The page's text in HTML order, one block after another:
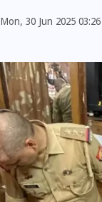
Mon, 30 Jun 2025